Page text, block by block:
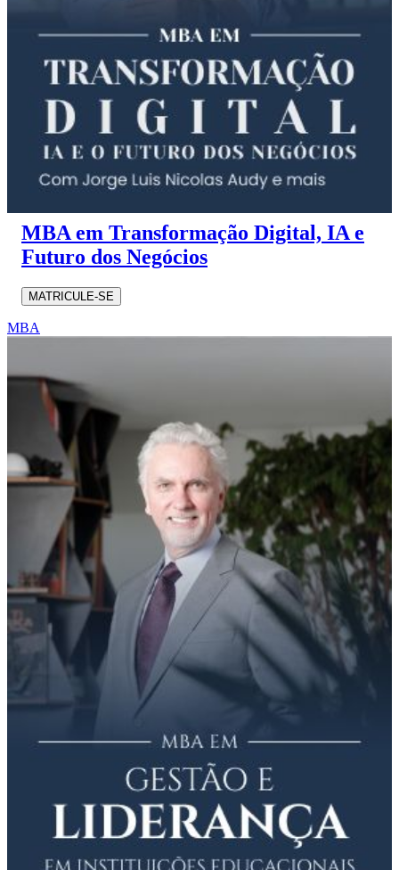
MBA em Transformação Digital, IA e
Futuro dos Negócios
MATRICULE-SE
MBA